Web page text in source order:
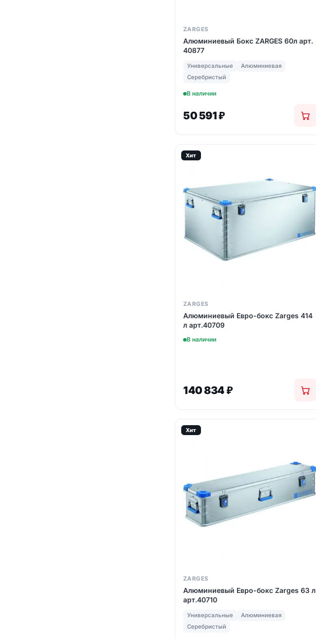
ZARGES
Алюминиевый Бокс ZARGES 60л арт.
40877
Универсальные
Алюминиевая
Серебристый
В наличии
50 591₽
Хит
ZARGES
Алюминиевый Евро-бокс Zarges 414
л арт.40709
В наличии
140 834 ₽
Хит
ZARGES
Алюминиевый Евро-бокс Zarges 63 л
арт.40710
Универсальные
Алюминиевая
Серебристый